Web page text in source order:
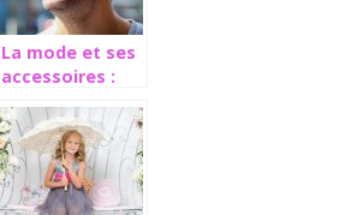
La mode et ses
accessoires :
soleil